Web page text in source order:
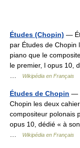
Études (Chopin) —
par Études de Chopin
piano que le
le premier, l opus 10,
Wikipédia en Français
Études de Chopin —
Chopin les deux
compositeur polonais
opus 10, dédié « à
Wikipédia en Français